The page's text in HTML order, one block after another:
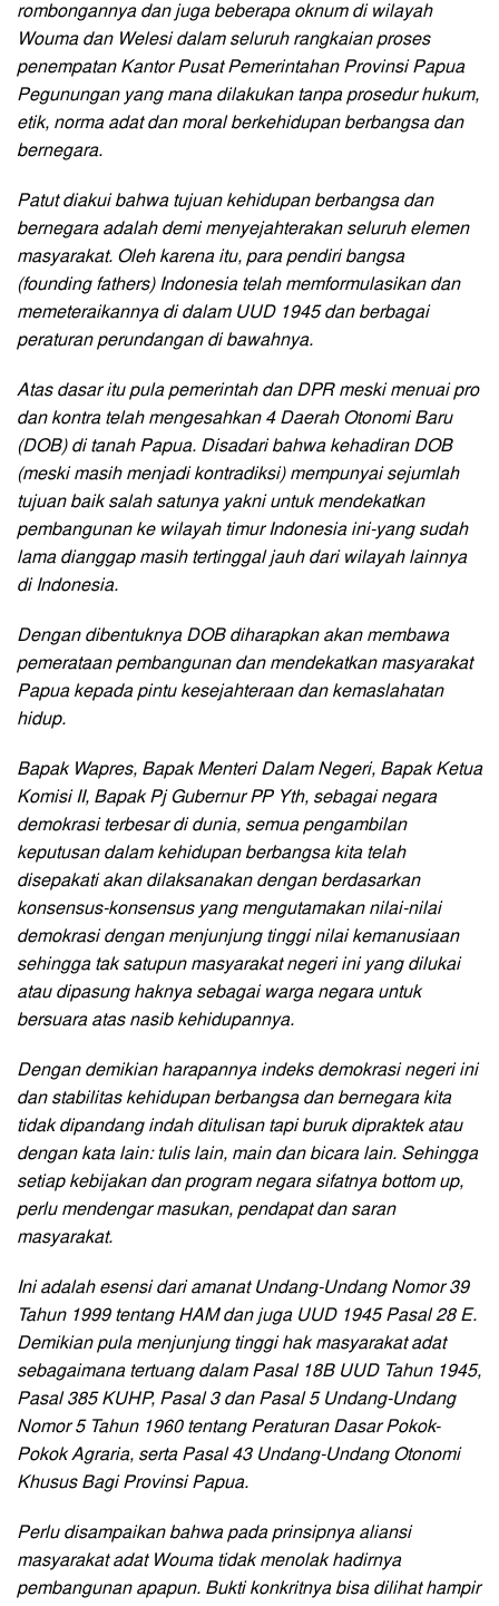
rombongannya dan juga beberapa oknum di wilayah
Wouma dan Welesi dalam seluruh rangkaian proses
penempatan Kantor Pusat Pemerintahan Provinsi Papua
Pegunungan yang mana dilakukan tanpa prosedur hukum,
etik, norma adat dan moral berkehidupan berbangsa dan
bernegara.
Patut diakui bahwa tujuan kehidupan berbangsa dan
bernegara adalah demi menyejahterakan seluruh elemen
masyarakat. Oleh karena itu, para pendiri bangsa
(founding fathers) Indonesia telah memformulasikan dan
memeteraikannya di dalam UUD 1945 dan berbagai
peraturan perundangan di bawahnya.
Atas dasar itu pula pemerintah dan DPR meski menuai pro
dan kontra telah mengesahkan 4 Daerah Otonomi Baru
(DOB) di tanah Papua. Disadari bahwa kehadiran DOB
(meski masih menjadi kontradiksi) mempunyai sejumlah
tujuan baik salah satunya yakni untuk mendekatkan
pembangunan ke wilayah timur Indonesia ini-yang sudah
lama dianggap masih tertinggal jauh dari wilayah lainnya
di Indonesia.
Dengan dibentuknya DOB diharapkan akan membawa
pemerataan pembangunan dan mendekatkan masyarakat
Papua kepada pintu kesejahteraan dan kemaslahatan
hidup.
Bapak Wapres, Bapak Menteri Dalam Negeri, Bapak Ketua
Komisi II, Bapak Pj Gubernur PP Yth, sebagai negara
demokrasi terbesar di dunia, semua pengambilan
keputusan dalam kehidupan berbangsa kita telah
disepakati akan dilaksanakan dengan berdasarkan
konsensus-konsensus yang mengutamakan nilai-nilai
demokrasi dengan menjunjung tinggi nilai kemanusiaan
sehingga tak satupun masyarakat negeri ini yang dilukai
atau dipasung haknya sebagai warga negara untuk
bersuara atas nasib kehidupannya.
Dengan demikian harapannya indeks demokrasi negeri ini
dan stabilitas kehidupan berbangsa dan bernegara kita
tidak dipandang indah ditulisan tapi buruk dipraktek atau
dengan kata lain: tulis lain, main dan bicara lain. Sehingga
setiap kebijakan dan program negara sifatnya bottom up,
perlu mendengar masukan, pendapat dan saran
masyarakat.
Ini adalah esensi dari amanat Undang-Undang Nomor 39
Tahun 1999 tentang HAM dan juga UUD 1945 Pasal 28 E.
Demikian pula menjunjung tinggi hak masyarakat adat
sebagaimana tertuang dalam Pasal 18B UUD Tahun 1945,
Pasal 385 KUHP, Pasal 3 dan Pasal 5 Undang-Undang
Nomor 5 Tahun 1960 tentang Peraturan Dasar Pokok-
Pokok Agraria, serta Pasal 43 Undang-Undang Otonomi
Khusus Bagi Provinsi Papua.
Perlu disampaikan bahwa pada prinsipnya aliansi
masyarakat adat Wouma tidak menolak hadirnya
pembangunan apapun. Bukti konkritnya bisa dilihat hampir